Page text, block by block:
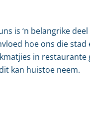
is ‘n belangrike
hoe ons die stad
in restaurante
kan huistoe neem.